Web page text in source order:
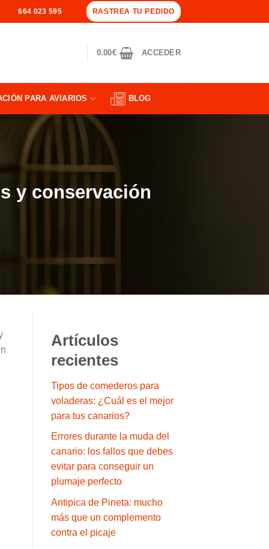
664 023 595 RASTREA TU PEDIDO
0.00€ ACCEDER
PARA AVIARIOS BLOG
y conservación
Artículos
recientes
Tipos de comederos para
voladeras: ¿Cuál es el mejor
para tus canarios?
Errores durante la muda del
canario: los fallos que debes
evitar para conseguir un
plumaje perfecto
Antipica de Pineta: mucho
más que un complemento
contra el picaje